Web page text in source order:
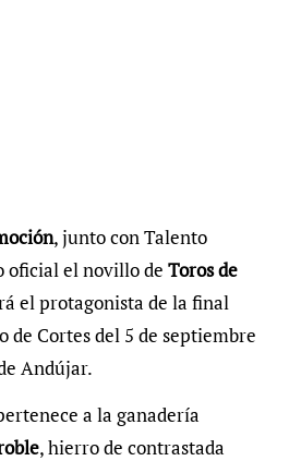
, junto con Talento
oficial el novillo de Toros de
el protagonista de la final
de Cortes del 5 de septiembre
Andújar.
a la ganadería
, hierro de contrastada